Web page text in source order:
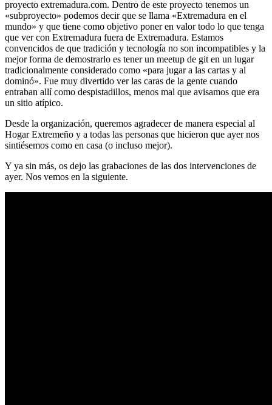
proyecto extremadura.com. Dentro de este proyecto tenemos un
«subproyecto» podemos decir que se llama «Extremadura en el
mundo» y que tiene como objetivo poner en valor todo lo que tenga
que ver con Extremadura fuera de Extremadura. Estamos
convencidos de que tradición y tecnología no son incompatibles y la
mejor forma de demostrarlo es tener un meetup de git en un lugar
tradicionalmente considerado como «para jugar a las cartas y al
dominó». Fue muy divertido ver las caras de la gente cuando
entraban allí como despistadillos, menos mal que avisamos que era
un sitio atípico.
Desde la organización, queremos agradecer de manera especial al
Hogar Extremeño y a todas las personas que hicieron que ayer nos
sintiésemos como en casa (o incluso mejor).
Y ya sin más, os dejo las grabaciones de las dos intervenciones de
ayer. Nos vemos en la siguiente.